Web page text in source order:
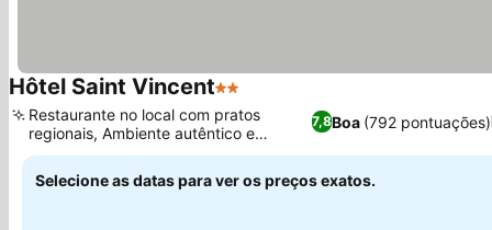
Hôtel Saint Vincent2 Estrelas
7,8Boa (792 pontuações)
Restaurante no local com pratos
regionais, Ambiente autêntico e
charmoso
Selecione as datas para ver os preços exatos.